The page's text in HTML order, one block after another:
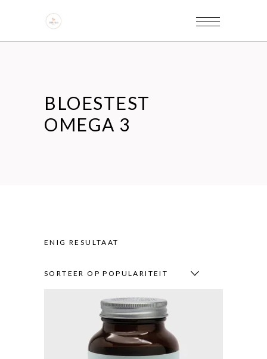
BLOESTEST
OMEGA 3
ENIG RESULTAAT
SORTEER OP POPULARITEIT